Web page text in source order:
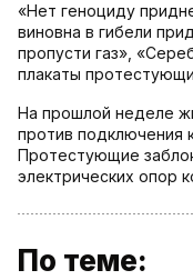
«Нет геноциду
виновна в гибели
пропусти газ»,
плакаты
На прошлой неделе
против подключения
Протестующие
электрических опор
По теме: